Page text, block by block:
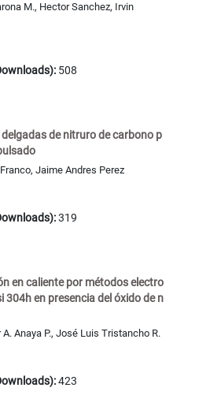
M., Hector Sanchez, Irvin
508
de nitruro de carbono p
Jaime Andres Perez
319
en caliente por métodos electro
304h en presencia del óxido de n
Anaya P., José Luis Tristancho R.
423